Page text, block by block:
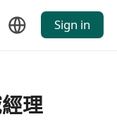
Sign in
理